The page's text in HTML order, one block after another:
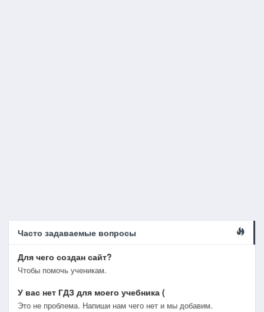
Часто задаваемые вопросы
Для чего создан сайт?
Чтобы помочь ученикам.
У вас нет ГДЗ для моего учебника (
Это не проблема. Напиши нам чего нет и мы добавим.